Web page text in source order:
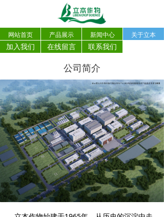
网站首页 产品展示 新闻中心 关于立本
加入我们 在线留言 联系我们
公司简介